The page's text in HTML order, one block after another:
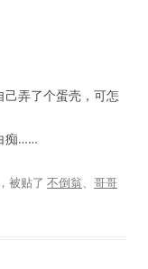
弄了个蛋壳，可怎
痴……
被贴了 不倒翁、 哥哥